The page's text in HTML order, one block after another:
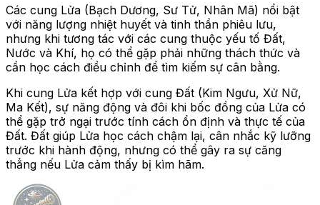
Các cung Lửa (Bạch Dương, Sư Tử, Nhân Mã) nổi bật
với năng lượng nhiệt huyết và tinh thần phiêu lưu,
nhưng khi tương tác với các cung thuộc yếu tố Đất,
Nước và Khí, họ có thể gặp phải những thách thức và
cần học cách điều chỉnh để tìm kiếm sự cân bằng.
Khi cung Lửa kết hợp với cung Đất (Kim Ngưu, Xử Nữ,
Ma Kết), sự năng động và đôi khi bốc đồng của Lửa có
thể gặp trở ngại trước tính cách ổn định và thực tế của
Đất. Đất giúp Lửa học cách chậm lại, cân nhắc kỹ lưỡng
trước khi hành động, nhưng có thể gây ra sự căng
thẳng nếu Lửa cảm thấy bị kìm hãm.